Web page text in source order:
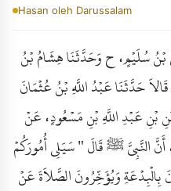
Hasan oleh Darussalam
بْنُ سُلَيْمٍ، ح وَحَدَّثَنَا هِشَامُ بْنُ
حَدَّثَنَا عَبْدُ اللَّهِ بْنُ عُثْمَانَ
بْنِ عَبْدِ اللَّهِ بْنِ مَسْعُودٍ، عَنْ
النَّبِيَّ ﷺ قَالَ " سَيَلِي أُمُورَكُمْ
وَيُؤَخِّرُونَ الصَّلاَةَ عَنْ